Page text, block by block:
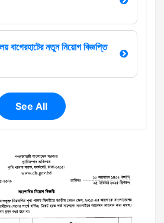
বাগেরহাটের নতুন নিয়োগ বিজ্ঞপ্তি
See All